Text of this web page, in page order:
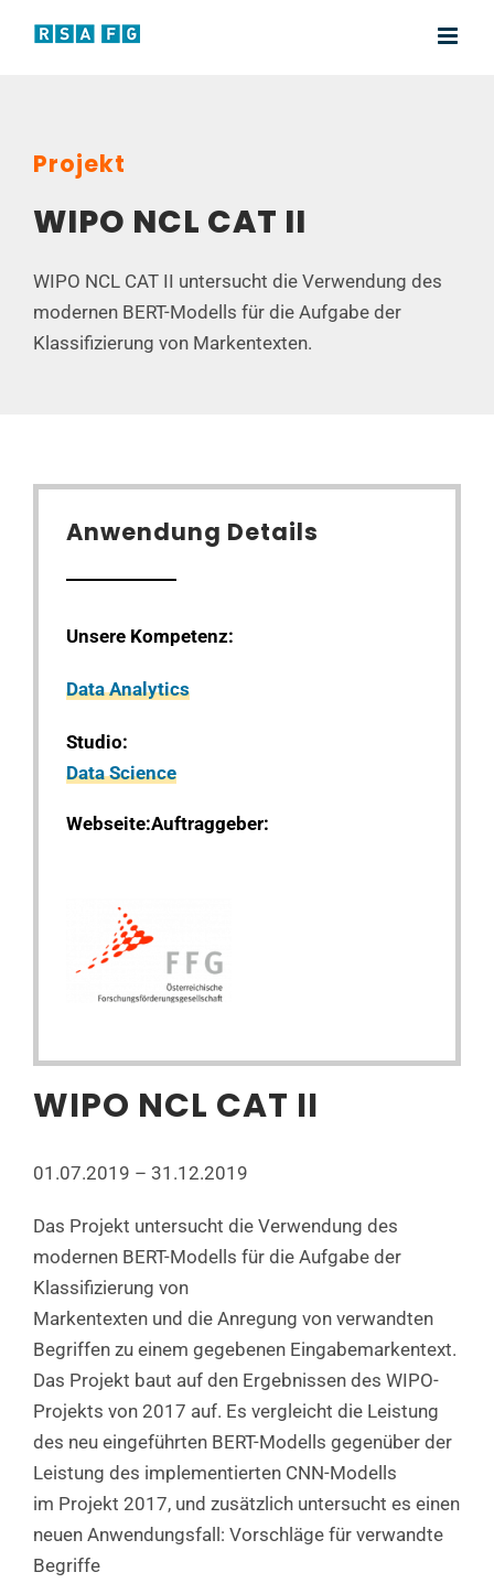
Inhalt
Projekt
WIPO NCL CAT II
WIPO NCL CAT II untersucht die Verwendung des
modernen BERT-Modells für die Aufgabe der
Klassifizierung von Markentexten.
Anwendung Details
Unsere Kompetenz:
Data Analytics
Studio:
Data Science
Webseite:Auftraggeber:
WIPO NCL CAT II
01.07.2019 – 31.12.2019
Das Projekt untersucht die Verwendung des
modernen BERT-Modells für die Aufgabe der
Klassifizierung von
Markentexten und die Anregung von verwandten
Begriffen zu einem gegebenen Eingabemarkentext.
Das Projekt baut auf den Ergebnissen des WIPO-
Projekts von 2017 auf. Es vergleicht die Leistung
des neu eingeführten BERT-Modells gegenüber der
Leistung des implementierten CNN-Modells
im Projekt 2017, und zusätzlich untersucht es einen
neuen Anwendungsfall: Vorschläge für verwandte
Begriffe